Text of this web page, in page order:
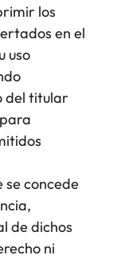
los
en el
uso
del titular
se concede
de dichos
ni